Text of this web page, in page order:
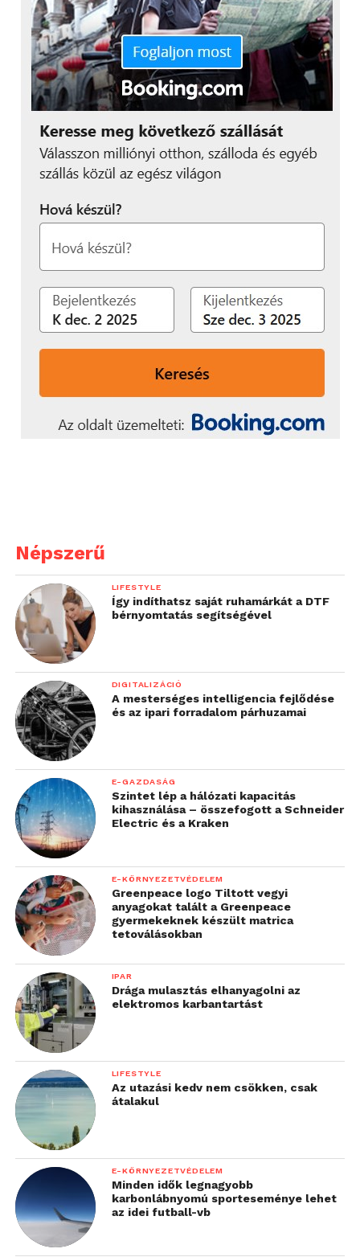
Hardver és oprendszer? 2015-ben talán szokatlan a
rezisztív, azaz nyomásra érzékelős kijelző, de a
kesztyűs használatra ez a legalkalmasabb. Szintén
kis időutazás a Windows CE 6.0 oprendszer is, de
számos szoftvert találunk, amely ezen szépen elfut,
így problémát nem okoz. Az oprendszerrel amúgy
sem nagyon fogunk találkozni, hiszen motorozás
közben főleg a navigáció fog menni.
Ha mégis szeretnénk ezen kívül másra is használni,
alkalmazások közül jól jöhet a számológép, a naptár
és az átváltó program. Ez utóbbival mindenféle
mértékegységből tudunk mindenféle
mértékegységre váltani, ami jól jön az angolszász
országokban történő kalandozásokkor.
A beállításokban örömmel látjuk, hogy a készüléken
van FM transmitter, ezzel a készülék hangja egy
előre beállított frekvenciára kilőhető, amit például
mobiltelefonnal és egy headsettel a fülünkre is
küldhetünk a bukósisak alá. Ezzel tudunk menet
közben zenét hallgatni, de a navigáció utasításai is
megérkeznek a fülünkre. Ugyancsak a
beállításokban örülünk annak, hogy a háttérvilágítás
eszetlen erősségekig feltolható és állandóan
bekapcsolva tartható, ami folyamatos töltés mellett
jól jön.
Népszerű
LIFESTYLE
Így indíthatsz saját ruhamárkát a DTF
bérnyomtatás segítségével
DIGITALIZÁCIÓ
A mesterséges intelligencia fejlődése
és az ipari forradalom párhuzamai
E-GAZDASÁG
Szintet lép a hálózati kapacitás
kihasználása – összefogott a Schneider
Electric és a Kraken
E-KÖRNYEZETVÉDELEM
Greenpeace logo Tiltott vegyi
anyagokat talált a Greenpeace
gyermekeknek készült matrica
tetoválásokban
IPAR
Drága mulasztás elhanyagolni az
elektromos karbantartást
LIFESTYLE
Az utazási kedv nem csökken, csak
átalakul
E-KÖRNYEZETVÉDELEM
Minden idők legnagyobb
karbonlábnyomú sporteseménye lehet
az idei futball-vb